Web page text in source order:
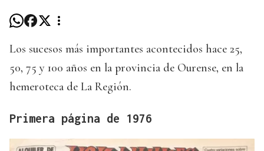
Los sucesos más importantes acontecidos hace 25,
50, 75 y 100 años en la provincia de Ourense, en la
hemeroteca de La Región.
Primera página de 1976